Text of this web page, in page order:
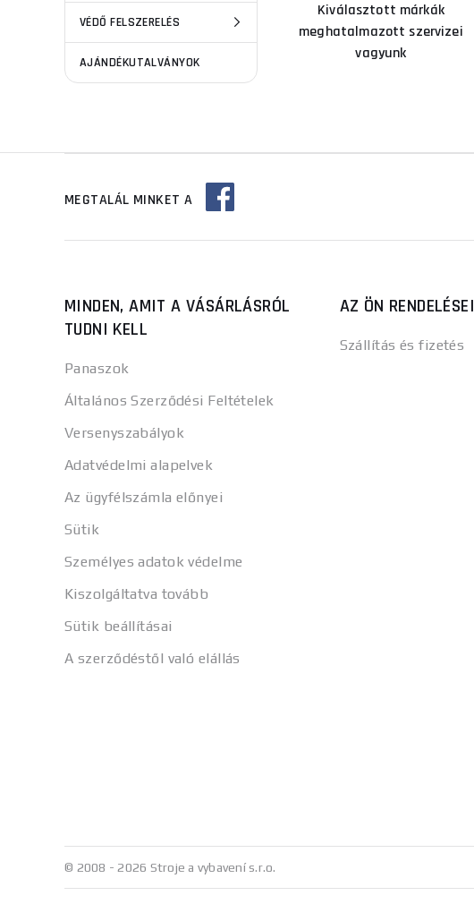
VÉDŐ FELSZERELÉS
AJÁNDÉKUTALVÁNYOK
éve tevékenykedünk
Kiválasztott márkák
meghatalmazott szervizei
vagyunk
MEGTALÁL MINKET A
MINDEN, AMIT A VÁSÁRLÁSRÓL
TUDNI KELL
Panaszok
Általános Szerződési Feltételek
Versenyszabályok
Adatvédelmi alapelvek
Az ügyfélszámla előnyei
Sütik
Személyes adatok védelme
Kiszolgáltatva tovább
Sütik beállításai
A szerződéstől való elállás
AZ ÖN RENDELÉSEI
Szállítás és fizetés
© 2008 - 2026 Stroje a vybavení s.r.o.